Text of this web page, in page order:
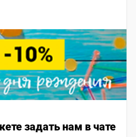
задать нам в чате